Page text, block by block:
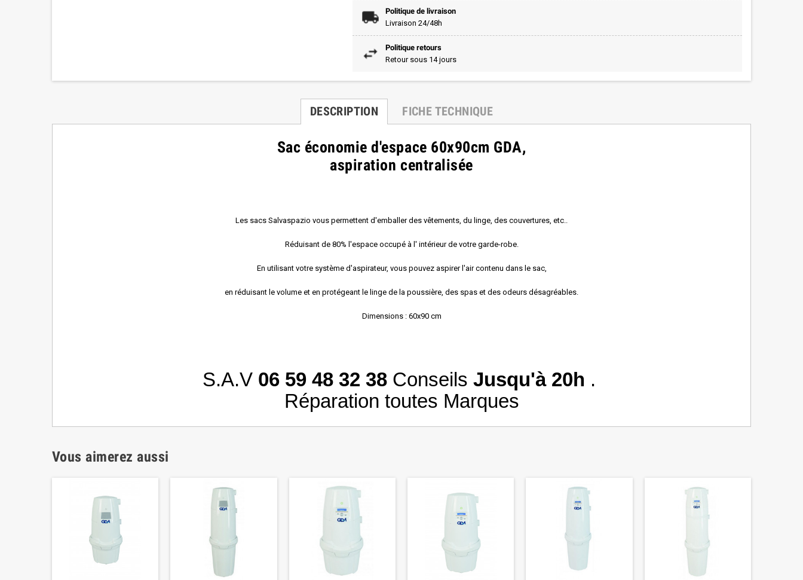
Politique de livraison
Livraison 24/48h
Politique retours
Retour sous 14 jours
DESCRIPTION FICHE TECHNIQUE
Sac économie d'espace 60x90cm GDA,
aspiration centralisée
Les sacs Salvaspazio vous permettent d'emballer des vêtements, du linge, des couvertures, etc..
Réduisant de 80% l'espace occupé à l' intérieur de votre garde-robe.
En utilisant votre système d'aspirateur, vous pouvez aspirer l'air contenu dans le sac,
en réduisant le volume et en protégeant le linge de la poussière, des spas et des odeurs désagréables.
Dimensions : 60x90 cm
S.A.V 06 59 48 32 38Conseils Jusqu'à 20h .
Réparation toutes Marques
Vous aimerez aussi